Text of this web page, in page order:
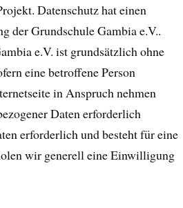
Datenschutz hat einen
der Grundschule Gambia e.V..
e.V. ist grundsätzlich ohne
eine betroffene Person
in Anspruch nehmen
Daten erforderlich
erforderlich und besteht für eine
wir generell eine Einwilligung